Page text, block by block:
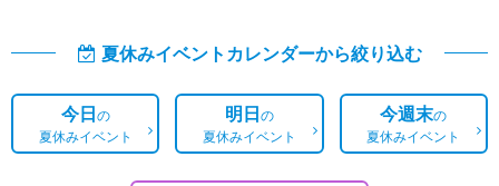
夏休みイベントカレンダーから絞り込む
今日の
夏休みイベント
明日の
夏休みイベント
今週末の
夏休みイベント